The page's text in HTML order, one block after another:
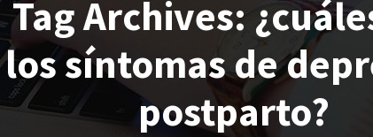
Tag Archives:
los síntomas de
postparto?